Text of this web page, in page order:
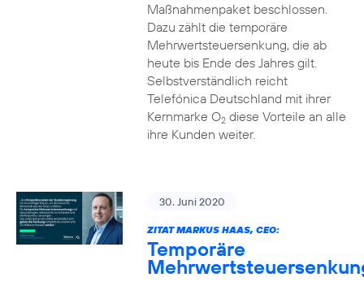
Maßnahmenpaket beschlossen.
Dazu zählt die temporäre
Mehrwertsteuersenkung, die ab
heute bis Ende des Jahres gilt.
Selbstverständlich reicht
Telefónica Deutschland mit ihrer
Kernmarke O2diese Vorteile an alle
ihre Kunden weiter.
30. Juni 2020
ZITAT MARKUS HAAS, CEO:
Temporäre